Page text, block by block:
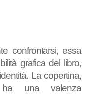
confrontarsi, essa
grafica del libro,
La copertina,
ha una valenza